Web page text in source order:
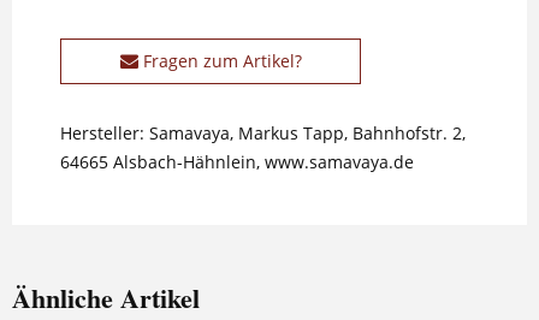
Fragen zum Artikel?
Hersteller: Samavaya, Markus Tapp, Bahnhofstr. 2,
64665 Alsbach-Hähnlein, www.samavaya.de
Ähnliche Artikel